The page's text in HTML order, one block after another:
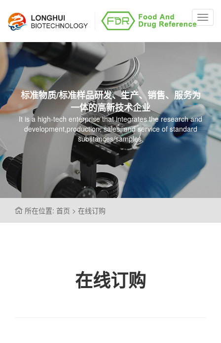
标准物质/标准样品研发、生产、销售、服务为
一体的高新技术企业
It is a high-tech enterprise that integrates the research and
development,production, sales, and service of standard
substances/samples.
所在位置: 首页 > 在线订购
在线订购